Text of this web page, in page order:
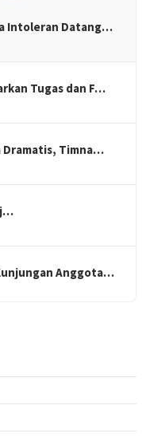
Intoleran Datang…
Tugas dan F…
Dramatis, Timna…
Anggota…